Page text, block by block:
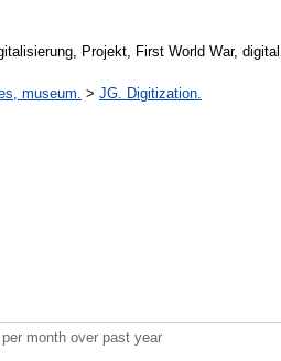
Projekt, First World War,
museum. > JG. Digitization.
per month over past year